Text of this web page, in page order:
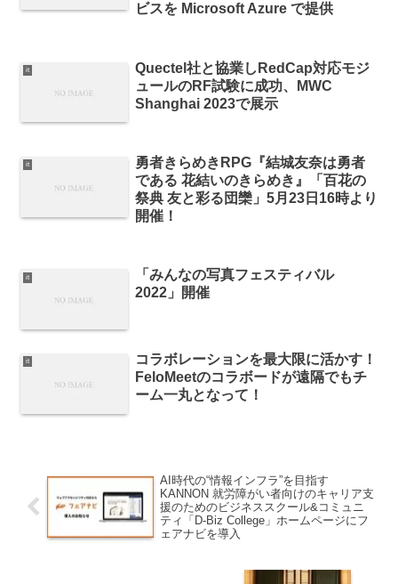
ビスを Microsoft Azure で提供
it
Quectel社と協業しRedCap対応モジ
ュールのRF試験に成功、MWC
Shanghai 2023で展示
it
勇者きらめきRPG『結城友奈は勇者
である 花結いのきらめき』「百花の
祭典 友と彩る団欒」5月23日16時より
開催！
it
「みんなの写真フェスティバル
2022」開催
it
コラボレーションを最大限に活かす！
FeloMeetのコラボードが遠隔でもチ
ーム一丸となって！
AI時代の“情報インフラ”を目指す
KANNON 就労障がい者向けのキャリア支
援のためのビジネススクール&コミュニ
ティ「D-Biz College」ホームページにフ
ェアナビを導入